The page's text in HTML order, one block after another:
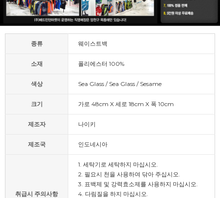
종류 웨이스트백
소재 폴리에스터 100%
색상 Sea Glass / Sea Glass / Sesame
크기 가로 48cm X 세로 18cm X 폭 10cm
제조자 나이키
제조국 인도네시아
취급시 주의사항
1. 세탁기로 세탁하지 마십시오.
2. 필요시 천을 사용하여 닦아 주십시오.
3. 표백제 및 강력효소제를 사용하지 마십시오.
4. 다림질을 하지 마십시오.